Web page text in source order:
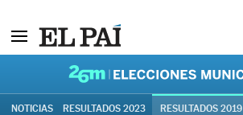
NOTICIAS RESULTADOS 2023 RESULTADOS 2019